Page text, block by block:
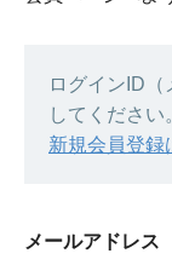
ログインID
してください
新規会員登録
メールアドレス